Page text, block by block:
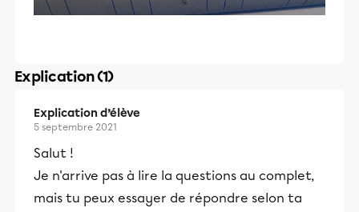
Explication (1)
Explication d’élève
5 septembre 2021
Salut !
Je n'arrive pas à lire la questions au complet,
mais tu peux essayer de répondre selon ta